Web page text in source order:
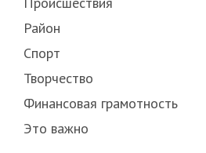
Район
Спорт
Творчество
Финансовая грамотность
Это важно